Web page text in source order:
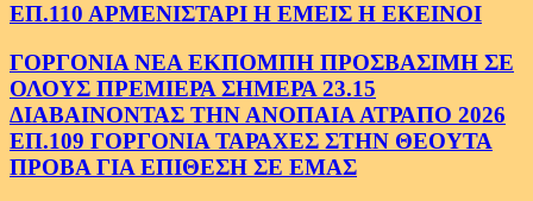
ΕΠ.110 ΑΡΜΕΝΙΣΤΑΡΙ Η ΕΜΕΙΣ Η ΕΚΕΙΝΟΙ
ΓΟΡΓΟΝΙΑ ΝΕΑ ΕΚΠΟΜΠΗ ΠΡΟΣΒΑΣΙΜΗ ΣΕ
ΟΛΟΥΣ ΠΡΕΜΙΕΡΑ ΣΗΜΕΡΑ 23.15
ΔΙΑΒΑΙΝΟΝΤΑΣ ΤΗΝ ΑΝΟΠΑΙΑ ΑΤΡΑΠΟ 2026
ΕΠ.109 ΓΟΡΓΟΝΙΑ ΤΑΡΑΧΕΣ ΣΤΗΝ ΘΕΟΥΤΑ
ΠΡΟΒΑ ΓΙΑ ΕΠΙΘΕΣΗ ΣΕ ΕΜΑΣ